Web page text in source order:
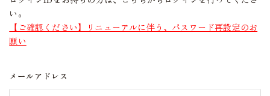
い。
【ご確認ください】リニューアルに伴う、パスワード再設定のお
願い
メールアドレス